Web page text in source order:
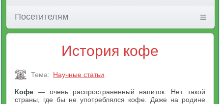
Посетителям
История кофе
Тема: Научные статьи
Кофе — очень распространенный напиток. Нет такой
страны, где бы не употреблялся кофе. Даже на родине